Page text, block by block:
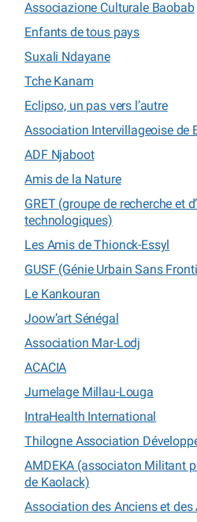
Associazione Culturale Baobab
Enfants de tous pays
Suxali Ndayane
Tche Kanam
Eclipso, un pas vers l’autre
Association Intervillageoise de
ADF Njaboot
Amis de la Nature
GRET (groupe de recherche et
technologiques)
Les Amis de Thionck-Essyl
GUSF (Génie Urbain Sans
Le Kankouran
Joow’art Sénégal
Association Mar-Lodj
ACACIA
Jumelage Millau-Louga
IntraHealth International
Thilogne Association
AMDEKA (associaton Militant
de Kaolack)
Association des Anciens et